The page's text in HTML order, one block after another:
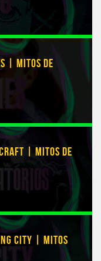
| MITOS DE
| MITOS DE
CITY | MITOS